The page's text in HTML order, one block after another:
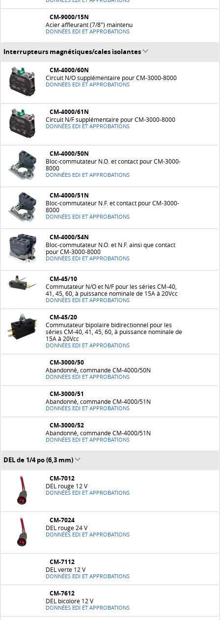
CM-9000/15N
Acier affleurant (7/8") maintenu
DONNÉES EDI ET APPROBATIONS
Interrupteurs magnétiques/cales isolantes
CM-4000/60N
Circuit N/O supplémentaire pour CM-3000-8000
DONNÉES EDI ET APPROBATIONS
CM-4000/61N
Circuit N/F supplémentaire pour CM-3000-8000
DONNÉES EDI ET APPROBATIONS
CM-4000/50N
Bloc-commutateur N.O. et contact pour CM-3000-
8000
DONNÉES EDI ET APPROBATIONS
CM-4000/51N
Bloc-commutateur N.F. et contact pour CM-3000-
8000
DONNÉES EDI ET APPROBATIONS
CM-4000/54N
Bloc-commutateur N.O. et N.F. ainsi que contact
pour CM-3000-8000
DONNÉES EDI ET APPROBATIONS
CM-45/10
Commutateur N/O et N/F pour les séries CM-40,
41, 45, 60, à puissance nominale de 15A à 20Vcc
DONNÉES EDI ET APPROBATIONS
CM-45/20
Commutateur bipolaire bidirectionnel pour les
séries CM-40, 41, 45, 60, à puissance nominale de
15A à 20Vcc
DONNÉES EDI ET APPROBATIONS
CM-3000/50
Abandonné, commande CM-4000/50N
DONNÉES EDI ET APPROBATIONS
CM-3000/51
Abandonné, commande CM-4000/51N
DONNÉES EDI ET APPROBATIONS
CM-3000/52
Abandonné, commande CM-4000/51N
DONNÉES EDI ET APPROBATIONS
DEL de 1/4 po (6,3 mm)
CM-7012
DEL rouge 12 V
DONNÉES EDI ET APPROBATIONS
CM-7024
DEL rouge 24 V
DONNÉES EDI ET APPROBATIONS
CM-7112
DEL verte 12 V
DONNÉES EDI ET APPROBATIONS
CM-7612
DEL bicolore 12 V
DONNÉES EDI ET APPROBATIONS